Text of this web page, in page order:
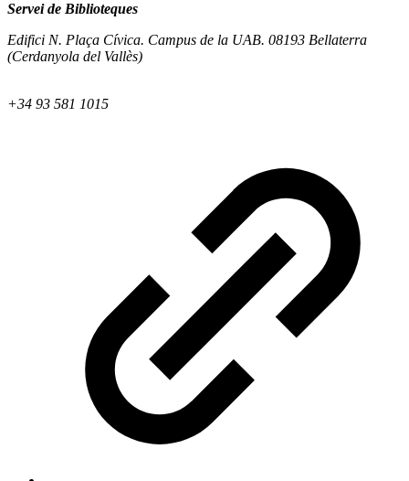
Servei de Biblioteques
Edifici N. Plaça Cívica. Campus de la UAB. 08193 Bellaterra
(Cerdanyola del Vallès)
+34 93 581 1015